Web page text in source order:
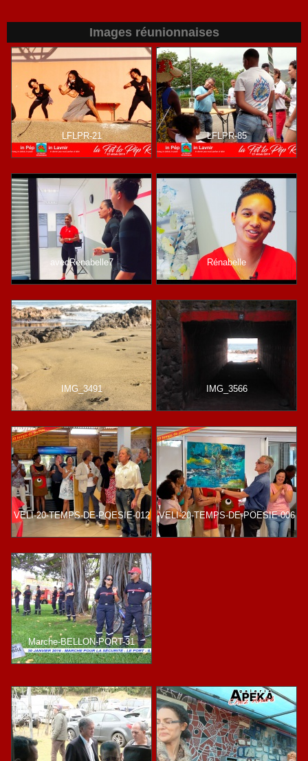
Images réunionnaises
LFLPR-21 LFLPR-85
avecRenabelle7 Rénabelle
IMG_3491 IMG_3566
VELI-20-TEMPS-DE-POESIE-012 VELI-20-TEMPS-DE-POESIE-006
Marche-BELLON-PORT-31